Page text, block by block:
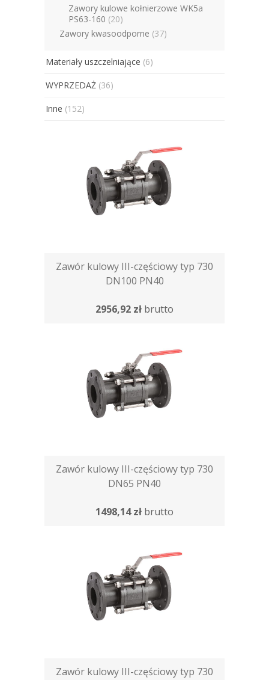
Zawory kulowe kołnierzowe WK5a
PS63-160 (20)
Zawory kwasoodporne (37)
Materiały uszczelniające (6)
WYPRZEDAŻ (36)
Inne (152)
Zawór kulowy III-częściowy typ 730
DN100 PN40
2956,92 zł brutto
Zawór kulowy III-częściowy typ 730
DN65 PN40
1498,14 zł brutto
Zawór kulowy III-częściowy typ 730